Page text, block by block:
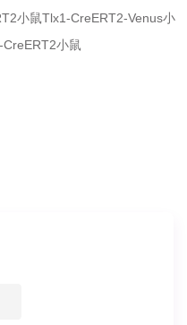
小鼠Tlx1-CreERT2-Venus小
小鼠